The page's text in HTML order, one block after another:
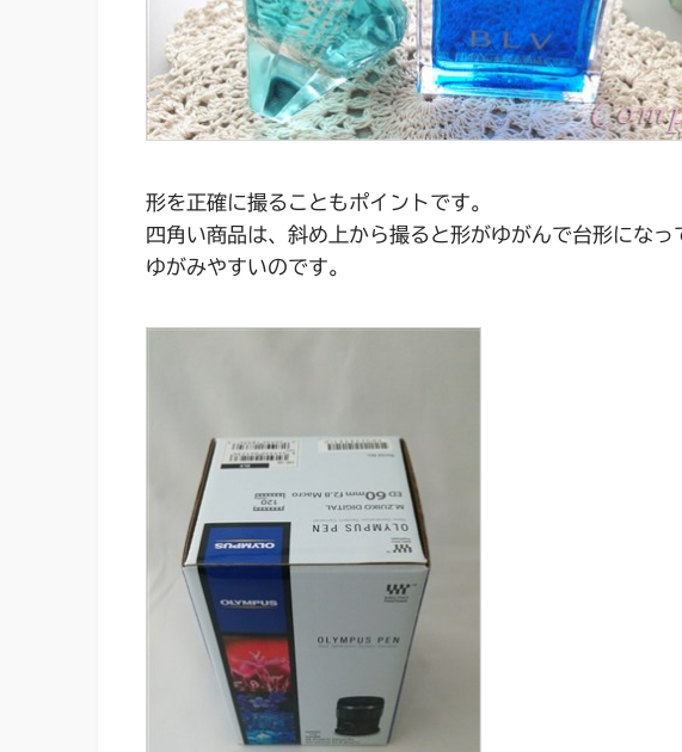
形を正確に撮ることもポイントです。
四角い商品は、斜め上から撮ると形がゆがんで台形にな
ゆがみやすいのです。